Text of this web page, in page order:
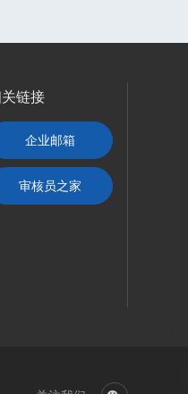
关链接
企业邮箱
审核员之家